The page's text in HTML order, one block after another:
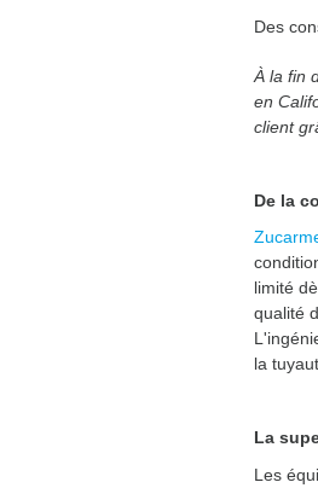
Des
À la fin
en
client
De la
limité
qualité
la
La
Les